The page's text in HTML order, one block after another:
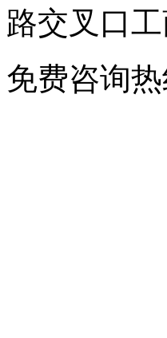
路交叉口工
免费咨询热